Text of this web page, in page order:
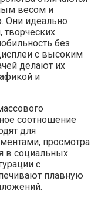
весом и
Они идеально
творческих
без
с высоким
делают их
и
соотношение
для
просмотра
в социальных
с
плавную